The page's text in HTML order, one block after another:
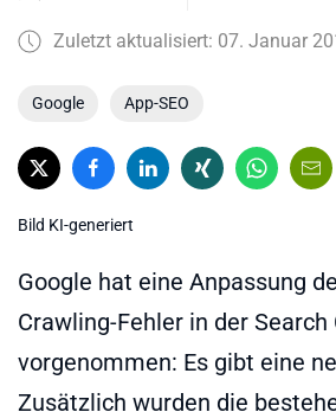
Zuletzt aktualisiert: 07. Januar
Google App-SEO
Bild KI-generiert
Google hat eine Anpassung
Crawling-Fehler in der Search
vorgenommen: Es gibt eine
Zusätzlich wurden die